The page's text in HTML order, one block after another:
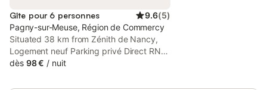
Gîte pour 6 personnes 9.6(5)
Pagny-sur-Meuse, Région de Commercy
Situated 38 km from Zénith de Nancy,
Logement neuf Parking privé Direct RN4
Netflix features accommodation with free
dès 98 € / nuit